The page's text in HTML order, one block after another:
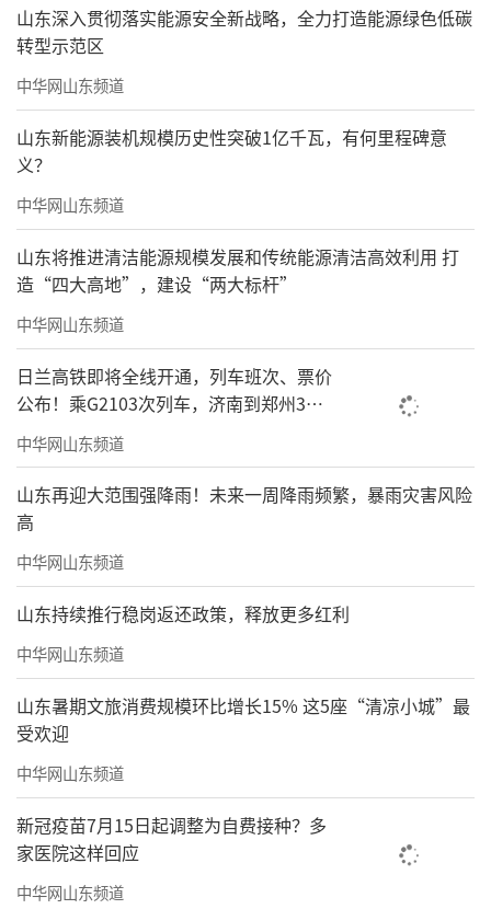
世纪151人才，浙江省油画家协会常务理事，浙
江省色彩教育协会理事，《美术报》品牌专
栏“尖峰视角”特约主笔，雅昌艺术网专栏艺
术家，先后赴韩国、意大利、匈牙利、奥地
利、梵蒂冈、法国、捷克、德国、斯洛伐克、
坦桑尼亚、南非、日本等国家进行艺术交流、
考察和创作写生，曾经在中央美术学院美术馆
等地成功举办六次个人油画展，近百件作品入
色的休止符》《遮蔽》《石凳的故事》《老
街》《矮屋里》《一弯蓝天》《返乡游记》
《罗汉亭记》《千年夫妻树》《登高望月》
《书圣故里》《游埠早茶》等，大量作品曾赴
纽约东方画廊、巴黎圣殿艺术展览中心、东京
艺术大学、韩国庆熙大学、多伦多嘉华画廊、
布达佩斯六区Eötvös文化宫、南非、达累斯萨
拉姆大学、香港博雅美术馆等地展出，数百件
作品发表于国内外期刊上，出版有《登高望月-
宋永进当代油画作品集》《线的日记-宋永进当
代速写集》、《回望-宋永进当代油画作品集》
《遮蔽-宋永进油画作品集》《宋永进的色彩艺
术》《宋永进人物速写集》和《速写》等个人
画册和专著，大批作品被巴黎圣殿艺术中心、
匈牙利国家美术大学、达累斯萨拉姆大学、香
港博雅美术馆、中国美术学院美术馆、浙江省
山东深入贯彻落实能源安全新战略，全力打造能源绿色低碳
转型示范区
中华网山东频道
山东新能源装机规模历史性突破1亿千瓦，有何里程碑意
义？
中华网山东频道
山东将推进清洁能源规模发展和传统能源清洁高效利用 打
造“四大高地”，建设“两大标杆”
中华网山东频道
日兰高铁即将全线开通，列车班次、票价
公布！乘G2103次列车，济南到郑州3小
时到达
中华网山东频道
山东再迎大范围强降雨！未来一周降雨频繁，暴雨灾害风险
高
中华网山东频道
山东持续推行稳岗返还政策，释放更多红利
中华网山东频道
山东暑期文旅消费规模环比增长15% 这5座“清凉小城”最
受欢迎
中华网山东频道
新冠疫苗7月15日起调整为自费接种？多
家医院这样回应
中华网山东频道